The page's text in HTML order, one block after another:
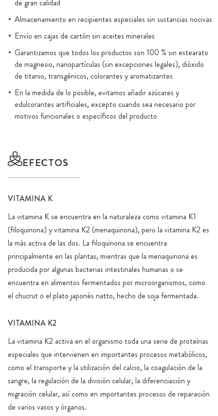
de gran calidad
Almacenamiento en recipientes especiales sin sustancias nocivas
Envío en cajas de cartón sin aceites minerales
Garantizamos que todos los productos son 100 % sin estearato
de magnesio, nanopartículas (sin excepciones legales), dióxido
de titanio, transgénicos, colorantes y aromatizantes
En la medida de lo posible, evitamos añadir azúcares y
edulcorantes artificiales, excepto cuando sea necesario por
motivos funcionales o específicos del producto
EFECTOS
VITAMINA K
La vitamina K se encuentra en la naturaleza como vitamina K1
(filoquinona) y vitamina K2 (menaquinona), pero la vitamina K2 es
la más activa de las dos. La filoquinona se encuentra
principalmente en las plantas, mientras que la menaquinona es
producida por algunas bacterias intestinales humanas o se
encuentra en alimentos fermentados por microorganismos, como
el chucrut o el plato japonés natto, hecho de soja fermentada.
VITAMINA K2
La vitamina K2 activa en el organismo toda una serie de proteínas
especiales que intervienen en importantes procesos metabólicos,
como el transporte y la utilización del calcio, la coagulación de la
sangre, la regulación de la división celular, la diferenciación y
migración celular, así como en importantes procesos de reparación
de varios vasos y órganos.